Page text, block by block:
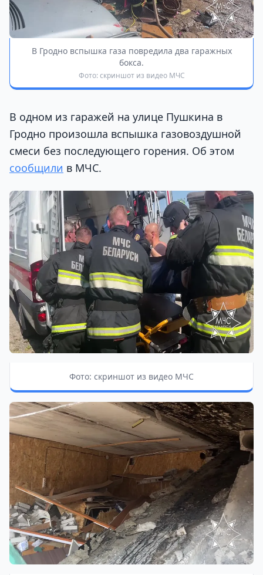
В Гродно вспышка газа повредила два гаражных
бокса.
Фото: скриншот из видео МЧС
В одном из гаражей на улице Пушкина в
Гродно произошла вспышка газовоздушной
смеси без последующего горения. Об этом
сообщили в МЧС.
Фото: скриншот из видео МЧС